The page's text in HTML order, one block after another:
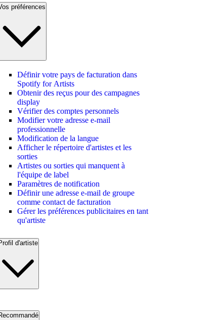
préférences
Définir votre pays de facturation dans
Spotify for Artists
Obtenir des reçus pour des campagnes
display
Vérifier des comptes personnels
Modifier votre adresse e-mail
professionnelle
Modification de la langue
Afficher le répertoire d'artistes et les
sorties
Artistes ou sorties qui manquent à
l'équipe de label
Paramètres de notification
Définir une adresse e-mail de groupe
comme contact de facturation
Gérer les préférences publicitaires en tant
qu'artiste
d'artiste